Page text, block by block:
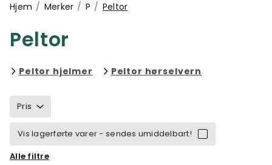
Hjem Merker P Peltor
Peltor
Peltor hjelmer Filtrer etter category: Peltor
Peltor hørselvern
Pris
Vis lagerførte varer - sendes umiddelbart!
Størrelse
Alle filtre